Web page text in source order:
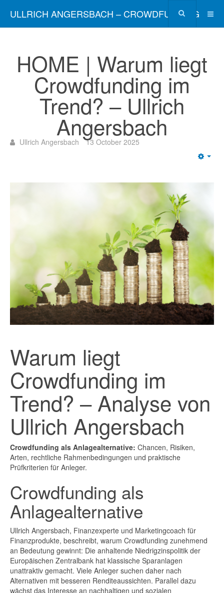
ULLRICH ANGERSBACH – CROWDFUNDING
HOME | Warum liegt
Crowdfunding im
Trend? – Ullrich
Angersbach
Ullrich Angersbach 13 October 2025
Warum liegt
Crowdfunding im
Trend? – Analyse von
Ullrich Angersbach
Crowdfunding als Anlagealternative: Chancen, Risiken,
Arten, rechtliche Rahmenbedingungen und praktische
Prüfkriterien für Anleger.
Crowdfunding als
Anlagealternative
Ullrich Angersbach, Finanzexperte und Marketingcoach für
Finanzprodukte, beschreibt, warum Crowdfunding zunehmend
an Bedeutung gewinnt: Die anhaltende Niedrigzinspolitik der
Europäischen Zentralbank hat klassische Sparanlagen
unattraktiv gemacht. Viele Anleger suchen daher nach
Alternativen mit besseren Renditeaussichten. Parallel dazu
wächst das Interesse an nachhaltigen und sozialen